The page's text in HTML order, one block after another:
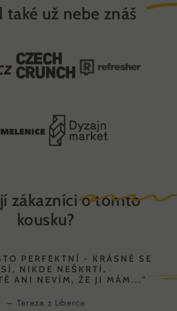
82% zmíněno
ramenní popruhy, které zlepšují
výroba 65% zmíněno
výrobku, který je eticky vyráběn
jako druhá kůže a celodenní pohodlí.
střih 21% zmíněno
perfektně sedí, nezanechává
také už nebe znáš
zákaznício tomto
kousku?
PERFEKTNÍ - KRÁSNĚ SE
NIKDE NEŠKRTÍ,
ANI NEVÍM, ŽE JI MÁM... ”
– Tereza z Liberce